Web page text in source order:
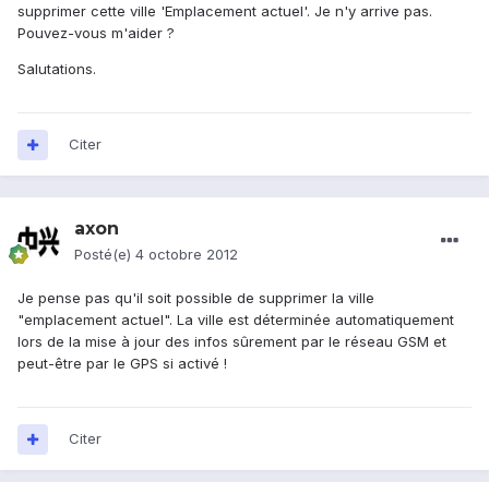
supprimer cette ville 'Emplacement actuel'. Je n'y arrive pas.
Pouvez-vous m'aider ?
Salutations.
Citer
axon
Posté(e) 4 octobre 2012
Je pense pas qu'il soit possible de supprimer la ville
"emplacement actuel". La ville est déterminée automatiquement
lors de la mise à jour des infos sûrement par le réseau GSM et
peut-être par le GPS si activé !
Citer